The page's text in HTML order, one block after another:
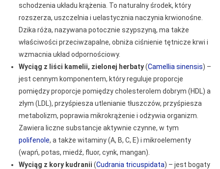
schodzenia układu krążenia. To naturalny środek, który
rozszerza, uszczelnia i uelastycznia naczynia krwionośne.
Dzika róża, nazywana potocznie szypszyną, ma także
właściwości przeciwzapalne, obniża ciśnienie tętnicze krwi i
wzmacnia układ odpornościowy.
Wyciąg z liści kamelii, zielonej herbaty(Camellia sinensis) –
jest cennym komponentem, który reguluje proporcje
pomiędzy proporcje pomiędzy cholesterolem dobrym (HDL) a
złym (LDL), przyśpiesza utlenianie tłuszczów, przyśpiesza
metabolizm, poprawia mikrokrążenie i odżywia organizm.
Zawiera liczne substancje aktywnie czynne, w tym
polifenole, a także witaminy (A, B, C, E) i mikroelementy
(wapń, potas, miedź, fluor, cynk, mangan).
Wyciąg z kory kudranii (Cudrania tricuspidata) – jest bogaty